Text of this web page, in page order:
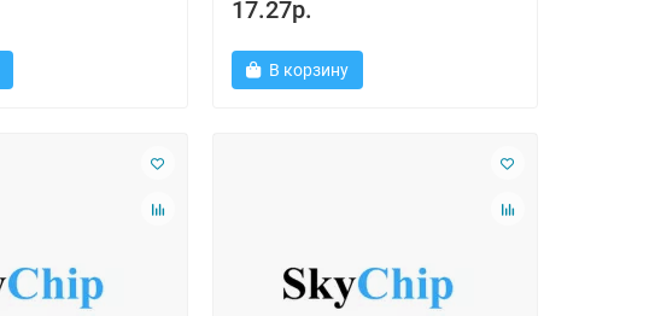
17.27р.
В корзину